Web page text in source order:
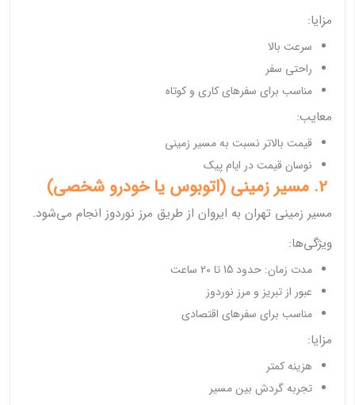
مزایا:
سرعت بالا
راحتی سفر
مناسب برای سفرهای کاری و کوتاه
معایب:
قیمت بالاتر نسبت به مسیر زمینی
نوسان قیمت در ایام پیک
مسیر زمینی تهران به ایروان از طریق مرز نوردوز انجام می‌شود.
ویژگی‌ها:
مدت زمان: حدود 15 تا 20 ساعت
عبور از تبریز و مرز نوردوز
مناسب برای سفرهای اقتصادی
مزایا:
هزینه کمتر
تجربه گردش بین مسیر